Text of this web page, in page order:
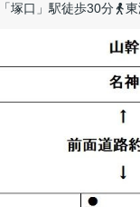
塚口」駅徒歩30分